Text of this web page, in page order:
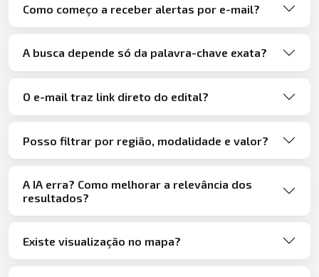
Como começo a receber alertas por e-mail?
A busca depende só da palavra-chave exata?
O e-mail traz link direto do edital?
Posso filtrar por região, modalidade e valor?
A IA erra? Como melhorar a relevância dos
resultados?
Existe visualização no mapa?